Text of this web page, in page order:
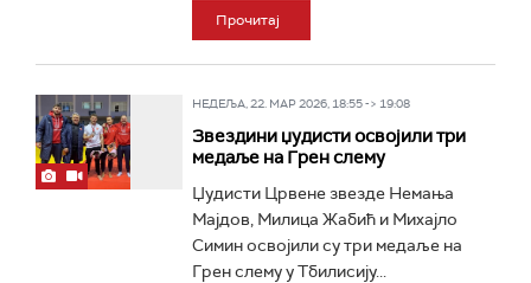
Прочитај
НЕДЕЉА, 22. МАР 2026, 18:55 -> 19:08
Звездини џудисти освојили три
медаље на Грен слему
Џудисти Црвене звезде Немања
Мајдов, Милица Жабић и Михајло
Симин освојили су три медаље на
Грен слему у Тбилисију...